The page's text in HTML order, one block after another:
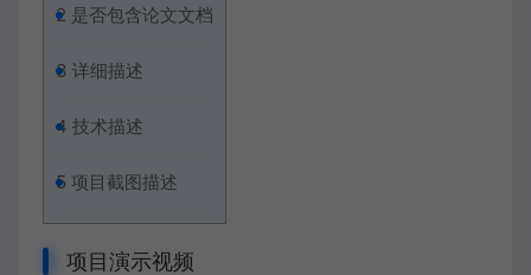
2 是否包含论文文档
3 详细描述
4 技术描述
5 项目截图描述
项目演示视频